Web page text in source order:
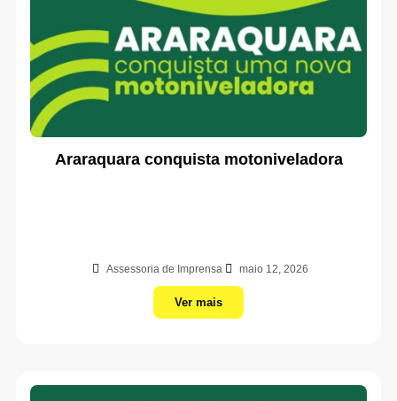
Araraquara conquista motoniveladora
Assessoria de Imprensa maio 12, 2026
Ver mais